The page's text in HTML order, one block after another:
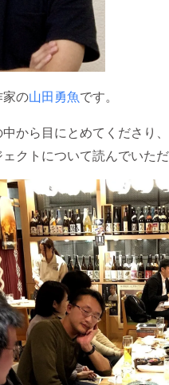
の山田勇魚です。
から目にとめてくださり
クトについて読んでいただ